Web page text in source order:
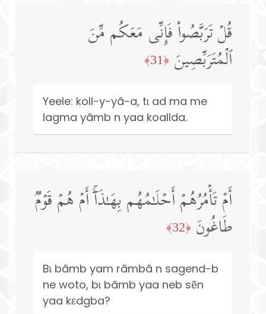
قُلۡ تَرَبَّصُوا۟ فَإِنِّی مَعَكُم مِّنَ
ٱلۡمُتَرَبِّصِینَ ﴿31﴾
Yeele: koll-y-yã-a, tɩ ad ma me
lagma yãmb n yaa koallda.
أَمۡ تَأۡمُرُهُمۡ أَحۡلَـٰمُهُم بِهَـٰذَاۤۚ أَمۡ هُمۡ قَوۡمࣱ
طَاغُونَ ﴿32﴾
Bɩ bãmb yam rãmbã n sagend-b
ne woto, bɩ bãmb yaa neb sẽn
yaa kεdgba?